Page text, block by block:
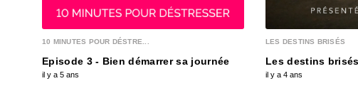
10 MINUTES POUR DÉSTRE...
Episode 3 - Bien démarrer sa journée
il y a 5 ans
LES DESTINS BRISÉS
Les destins
il y a 4 ans